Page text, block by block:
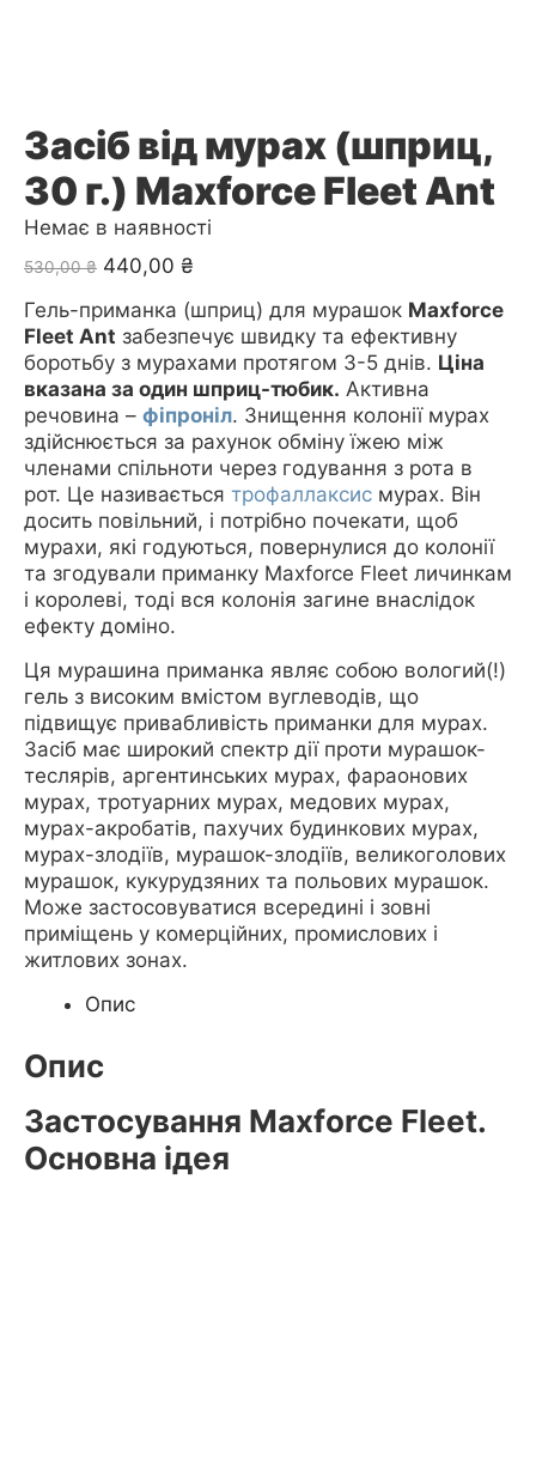
Засіб від мурах (шприц,
30 г.) Maxforce Fleet Ant
530,00₴ Оригінальна
530,00 ₴.
440,00 ₴
440,00 ₴.
Гель-приманка (шприц) для мурашок Maxforce
Fleet Ant забезпечує швидку та ефективну
боротьбу з мурахами протягом 3-5 днів. Ціна
вказана за один шприц-тюбик. Активна
речовина – фіпроніл. Знищення колонії мурах
здійснюється за рахунок обміну їжею між
членами спільноти через годування з рота в
рот. Це називається трофаллаксис мурах. Він
досить повільний, і потрібно почекати, щоб
мурахи, які годуються, повернулися до колонії
та згодували приманку Maxforce Fleet личинкам
і королеві, тоді вся колонія загине внаслідок
ефекту доміно.
Ця мурашина приманка являє собою вологий(!)
гель з високим вмістом вуглеводів, що
підвищує привабливість приманки для мурах.
Засіб має широкий спектр дії проти мурашок-
теслярів, аргентинських мурах, фараонових
мурах, тротуарних мурах, медових мурах,
мурах-акробатів, пахучих будинкових мурах,
мурах-злодіїв, мурашок-злодіїв, великоголових
мурашок, кукурудзяних та польових мурашок.
Може застосовуватися всередині і зовні
приміщень у комерційних, промислових і
житлових зонах.
Немає в наявності
Опис
Опис
Застосування Maxforce Fleet.
Основна ідея